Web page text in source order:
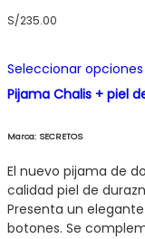
S/235.00
Seleccionar opciones
Pijama Chalis + piel
Marca: SECRETOS
El nuevo pijama de
calidad piel de
Presenta un
botones. Se